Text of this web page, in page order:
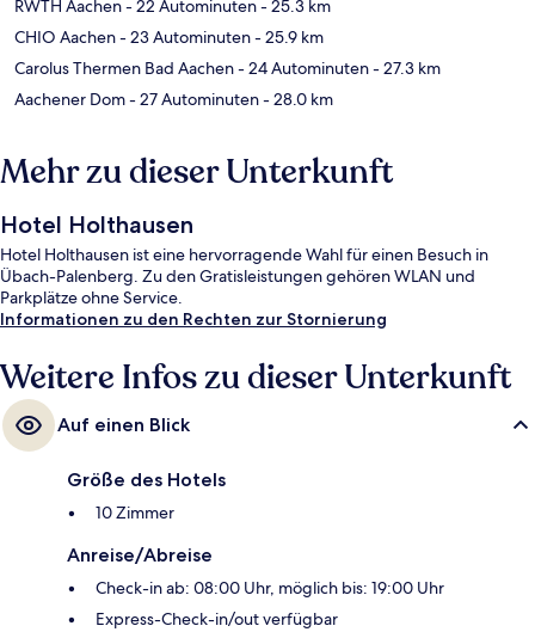
RWTH Aachen- 22 Autominuten- 25.3 km
CHIO Aachen- 23 Autominuten- 25.9 km
Carolus Thermen Bad Aachen- 24 Autominuten- 27.3 km
Aachener Dom- 27 Autominuten- 28.0 km
Mehr zu dieser Unterkunft
Hotel Holthausen
Hotel Holthausen ist eine hervorragende Wahl für einen Besuch in
Übach-Palenberg. Zu den Gratisleistungen gehören WLAN und
Parkplätze ohne Service.
Informationen zu den Rechten zur Stornierung
Weitere Infos zu dieser Unterkunft
Auf einen Blick
Größe des Hotels
10 Zimmer
Anreise/Abreise
Check-in ab: 08:00 Uhr, möglich bis: 19:00 Uhr
Express-Check-in/out verfügbar